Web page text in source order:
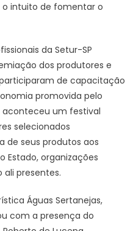
o intuito de fomentar o
da Setur-SP
dos produtores e
de capacitação
promovida pelo
aconteceu um festival
selecionados
de seus produtos aos
Estado, organizações
presentes.
Águas Sertanejas,
com a presença do